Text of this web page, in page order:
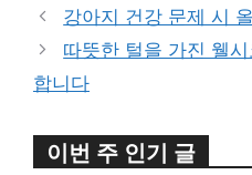
강아지 건강 문제 시
따뜻한 털을 가진 웰
합니다
이번 주 인기 글